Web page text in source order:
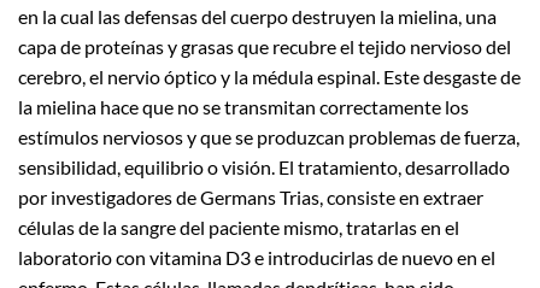
en la cual las defensas del cuerpo destruyen la mielina, una
capa de proteínas y grasas que recubre el tejido nervioso del
cerebro, el nervio óptico y la médula espinal. Este desgaste de
la mielina hace que no se transmitan correctamente los
estímulos nerviosos y que se produzcan problemas de fuerza,
sensibilidad, equilibrio o visión. El tratamiento, desarrollado
por investigadores de Germans Trias, consiste en extraer
células de la sangre del paciente mismo, tratarlas en el
laboratorio con vitamina D3 e introducirlas de nuevo en el